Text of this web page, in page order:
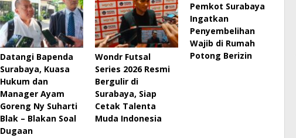
Datangi Bapenda
Surabaya, Kuasa
Hukum dan
Manager Ayam
Goreng Ny Suharti
Blak – Blakan Soal
Dugaan
Wondr Futsal
Series 2026 Resmi
Bergulir di
Surabaya, Siap
Cetak Talenta
Muda Indonesia
Pemkot Surabaya
Ingatkan
Penyembelihan
Wajib di Rumah
Potong Berizin